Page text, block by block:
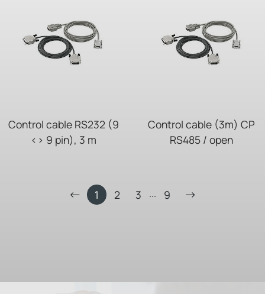
Control cable RS232 (9
<> 9 pin), 3 m
Control cable (3m) CP
RS485 / open
1 2 3 ... 9